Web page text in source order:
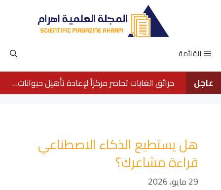
القائمة
عاجل حرائق الغابات تحاصر مركزاً لإعادة تأهيل حيوانات الأورانجوتان في بورنيو
هل يستطيع الذكاء الاصطناعي
قراءة مشاعرك؟
29 مايو، 2026